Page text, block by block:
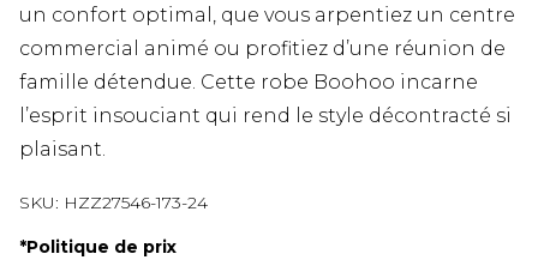
un confort optimal, que vous arpentiez un centre
commercial animé ou profitiez d’une réunion de
famille détendue. Cette robe Boohoo incarne
l’esprit insouciant qui rend le style décontracté si
plaisant.
SKU: HZZ27546-173-24
*Politique de prix